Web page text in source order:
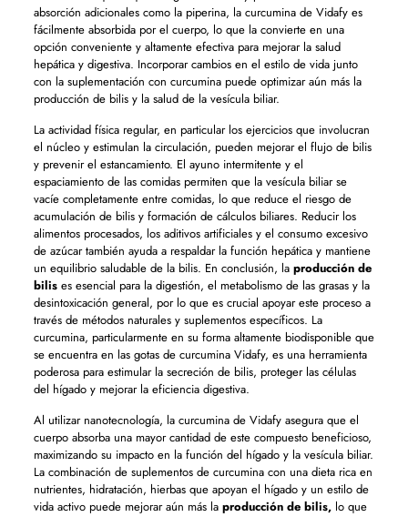
absorción adicionales como la piperina, la curcumina de Vidafy es
fácilmente absorbida por el cuerpo, lo que la convierte en una
opción conveniente y altamente efectiva para mejorar la salud
hepática y digestiva. Incorporar cambios en el estilo de vida junto
con la suplementación con curcumina puede optimizar aún más la
producción de bilis y la salud de la vesícula biliar.
La actividad física regular, en particular los ejercicios que involucran
el núcleo y estimulan la circulación, pueden mejorar el flujo de bilis
y prevenir el estancamiento. El ayuno intermitente y el
espaciamiento de las comidas permiten que la vesícula biliar se
vacíe completamente entre comidas, lo que reduce el riesgo de
acumulación de bilis y formación de cálculos biliares. Reducir los
alimentos procesados, los aditivos artificiales y el consumo excesivo
de azúcar también ayuda a respaldar la función hepática y mantiene
un equilibrio saludable de la bilis. En conclusión, la producción de
bilises esencial para la digestión, el metabolismo de las grasas y la
desintoxicación general, por lo que es crucial apoyar este proceso a
través de métodos naturales y suplementos específicos. La
curcumina, particularmente en su forma altamente biodisponible que
se encuentra en las gotas de curcumina Vidafy, es una herramienta
poderosa para estimular la secreción de bilis, proteger las células
del hígado y mejorar la eficiencia digestiva.
Al utilizar nanotecnología, la curcumina de Vidafy asegura que el
cuerpo absorba una mayor cantidad de este compuesto beneficioso,
maximizando su impacto en la función del hígado y la vesícula biliar.
La combinación de suplementos de curcumina con una dieta rica en
nutrientes, hidratación, hierbas que apoyan el hígado y un estilo de
vida activo puede mejorar aún más la producción de bilis,lo que